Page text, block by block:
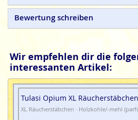
Bewertung schreiben
Wir empfehlen dir die
interessanten Artikel:
Tulasi Opium XL Räucherstäbchen
XL Räucherstäbchen · Holzkohle/-mehl